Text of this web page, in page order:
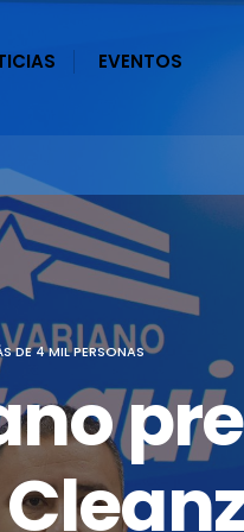
EVENTOS
DE 4 MIL PERSONAS